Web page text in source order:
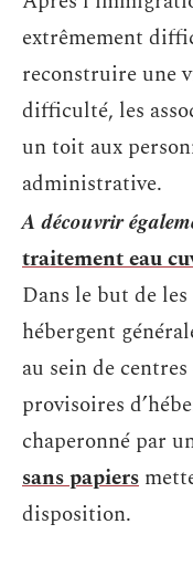
extrêmement
reconstruire une
difficulté, les
un toit aux
administrative.
A découvrir
traitement eau
Dans le but de
hébergent
au sein de
provisoires
chaperonné par
sans papiers
disposition.